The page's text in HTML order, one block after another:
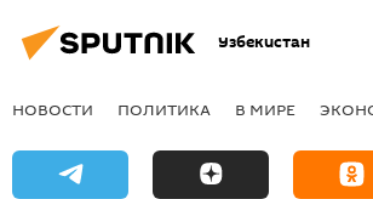
Узбекистан
НОВОСТИ ПОЛИТИКА В МИРЕ